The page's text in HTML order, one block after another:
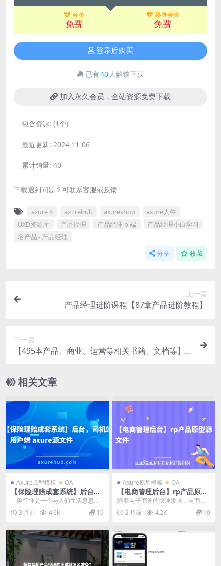
会员
免费
终身会员
免费
登录后购买
已有40 人解锁下载
加入永久会员，全站资源免费下载
包含资源: (1个)
最近更新: 2024-11-06
累计销量: 40
下载遇到问题？可联系客服或反馈
axure 8 axurehub axureshop
axure大牛
UXD资源库
产品经理 产品经理 b 端
产品经理小白学习
名产品 - 产品经理
分享 收藏
上一篇
产品经理进阶课程【87章产品进阶教程】
下一篇
【495本产品、商业、运营等相关书籍、文档等】
相关文章
Axure原型模板 OA
【保险理赔成套系统】后台，
司机端，用户端 axure源文件
险行业是一个与人们生活息息相
关的行业，而在保险的核心...
3 月前 4.6K 19
Axure原型模板 OA
【电商管理后台】rp产品原型
源文件
随着电子商务的快速发展，电商管
理后台作为企业管理层的重要工
具，扮演着越来越重要的...
2 月前 4.2K 19